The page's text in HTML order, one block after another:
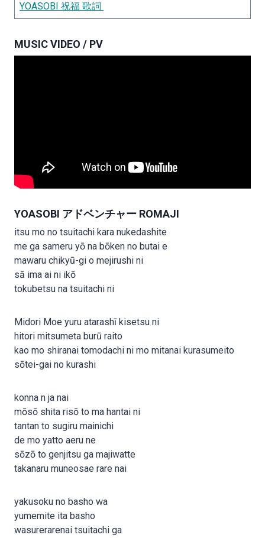
YOASOBI 祝福 歌詞
MUSIC VIDEO / PV
YOASOBI アドベンチャー ROMAJI
itsu mo no tsuitachi kara nukedashite
me ga sameru yō na bōken no butai e
mawaru chikyū-gi o mejirushi ni
sā ima ai ni ikō
tokubetsu na tsuitachi ni
Midori Moe yuru atarashī kisetsu ni
hitori mitsumeta burū raito
kao mo shiranai tomodachi ni mo mitanai kurasumeito
sōtei-gai no kurashi
konna n ja nai
mōsō shita risō to ma hantai ni
tantan to sugiru mainichi
de mo yatto aeru ne
sōzō to genjitsu ga majiwatte
takanaru muneosae rare nai
yakusoku no basho wa
yumemite ita basho
wasurerarenai tsuitachi ga